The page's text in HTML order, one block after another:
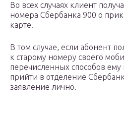
Во всех случаях клиент
номера Сбербанка 900 о
карте.
В том случае, если абонент
к старому номеру своего
перечисленных способов ему
прийти в отделение
заявление лично.